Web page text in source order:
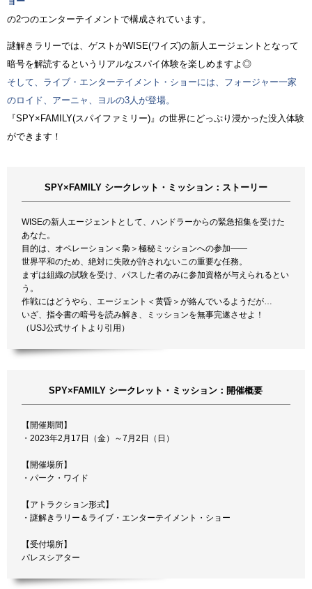
の2つのエンターテイメントで構成されています。
謎解きラリーでは、ゲストがWISE(ワイズ)の新人エージェントとなって
暗号を解読するというリアルなスパイ体験を楽しめますよ◎
そして、ライブ・エンターテイメント・ショーには、フォージャー一家
のロイド、アーニャ、ヨルの3人が登場。
『SPY×FAMILY(スパイファミリー)』の世界にどっぷり浸かった没入体験
ができます！
SPY×FAMILY シークレット・ミッション：ストーリー
WISEの新人エージェントとして、ハンドラーからの緊急招集を受けた
あなた。
目的は、オペレーション＜梟＞極秘ミッションへの参加――
世界平和のため、絶対に失敗が許されないこの重要な任務。
まずは組織の試験を受け、パスした者のみに参加資格が与えられるとい
う。
作戦にはどうやら、エージェント＜黄昏＞が絡んでいるようだが…
いざ、指令書の暗号を読み解き、ミッションを無事完遂させよ！
（USJ公式サイトより引用）
SPY×FAMILY シークレット・ミッション：開催概要
【開催期間】
・2023年2月17日（金）～7月2日（日）
【開催場所】
・パーク・ワイド
【アトラクション形式】
・謎解きラリー＆ライブ・エンターテイメント・ショー
【受付場所】
パレスシアター